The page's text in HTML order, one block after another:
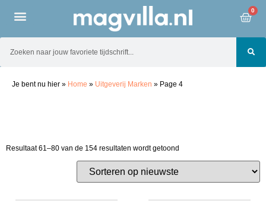
0
Je bent nu hier » Home » Uitgeverij Marken » Page 4
Resultaat 61–80 van de 154 resultaten wordt getoond